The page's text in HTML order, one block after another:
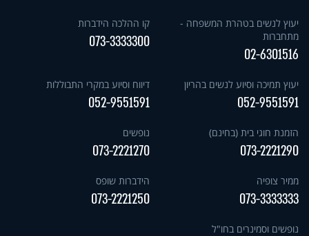
יעוץ לנשים בטהרת המשפחה -
מתחברות
02-6301516
קו ההלכה הידברות
073-3333300
יעוץ תמיכה וסיוע לנשים בהריון
052-9551591
דיווח וסיוע במקרי התבוללות
052-9551591
הזמנת חוגי בית (בחינם)
073-2221290
נופשים
073-2221270
ממיר צופיה
073-3333333
הידברות שופס
073-2221250
נופשים וסמינרים בחו"ל